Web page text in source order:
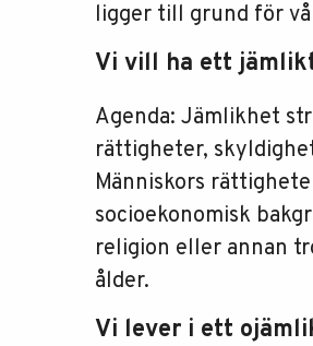
ligger till grund för
Vi vill ha ett
Agenda: Jämlikhet
rättigheter,
Människors
socioekonomisk
religion eller annan
ålder.
Vi lever i ett